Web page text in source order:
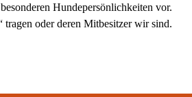
Hundepersönlichkeiten vor.
oder deren Mitbesitzer wir sind.